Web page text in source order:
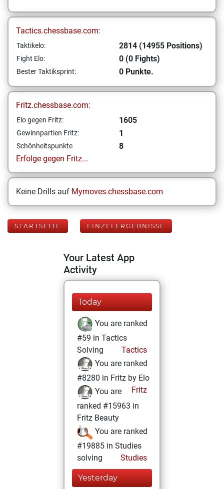
Tactics.chessbase.com:
Taktikelo: 2814 (14955 Positions)
Fight Elo: 0 (0 Fights)
Bester Taktiksprint: 0 Punkte.
Fritz.chessbase.com:
Elo gegen Fritz: 1605
Gewinnpartien Fritz: 1
Schönheitspunkte
8
Erfolge gegen Fritz...
Keine Drills auf Mymoves.chessbase.com
STARTSEITE EINZELERGEBNISSE
Your Latest App
Activity
Today
You are ranked
#59 in Tactics
Solving
Tactics
You are ranked
#8280 in Fritz by Elo
Fritz
You are
ranked #15963 in
Fritz Beauty
You are ranked
#19885 in Studies
solving
Studies
Yesterday